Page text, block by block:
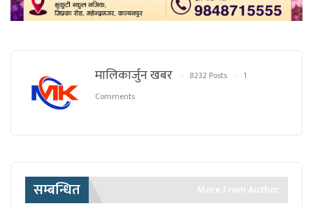
मालिकार्जुन खबर 8232 Posts
1
Comments
सम्बन्धित More From Author